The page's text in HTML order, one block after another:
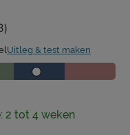
Uitleg & test maken
2 tot 4 weken